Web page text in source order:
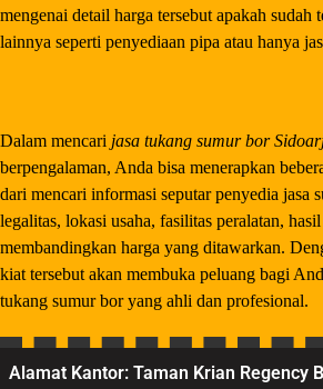
mengenai detail harga tersebut apakah sudah
lainnya seperti penyediaan pipa atau hanya
Dalam mencari jasa tukang sumur bor
berpengalaman, Anda bisa menerapkan
dari mencari informasi seputar penyedia jasa
legalitas, lokasi usaha, fasilitas peralatan,
membandingkan harga yang ditawarkan.
kiat tersebut akan membuka peluang bagi
tukang sumur bor yang ahli dan profesional.
Alamat Kantor: Taman Krian Regency